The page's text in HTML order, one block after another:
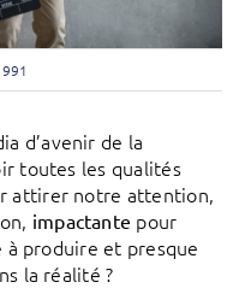
d’avenir de la
toutes les qualités
attirer notre attention,
impactante pour
produire et presque
la réalité ?